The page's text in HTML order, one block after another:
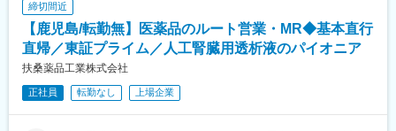
・残業20h以内
・スケジュールに合わせて直行直帰可
・転居を伴う転勤はありません
■やりがい：
・最近、健康のことで困っていることがないかなど、親身にお話
※一部、新たに配置薬を置いていただくお客様への訪問がありま
す。
└配置薬は無料でおけるので、お客様も抵抗なく置いてくれる製
定手当を含めた表記です。
締切間近
【鹿児島/転勤無】医薬品のルート営業・MR◆基本直行
直帰／東証プライム／人工腎臓用透析液のパイオニア
扶桑薬品工業株式会社
正社員 転勤なし 上場企業